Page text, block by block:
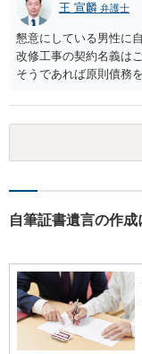
王 宣麟 弁護士
懇意にしている男性に
改修工事の契約名義は
そうであれば原則債務
ます。 入籍した場合で
には変わりがありませ
場でアドバイスを行う
を持参のうえ個別に弁
自筆証書遺言の作